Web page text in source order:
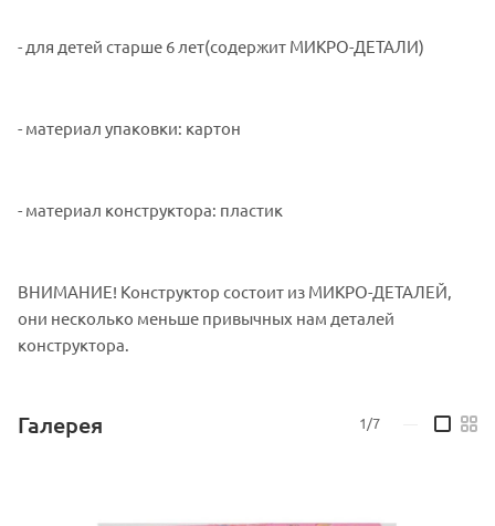
- для детей старше 6 лет(содержит МИКРО-ДЕТАЛИ)
- материал упаковки: картон
- материал конструктора: пластик
ВНИМАНИЕ! Конструктор состоит из МИКРО-ДЕТАЛЕЙ,
они несколько меньше привычных нам деталей
конструктора.
Галерея 1/7